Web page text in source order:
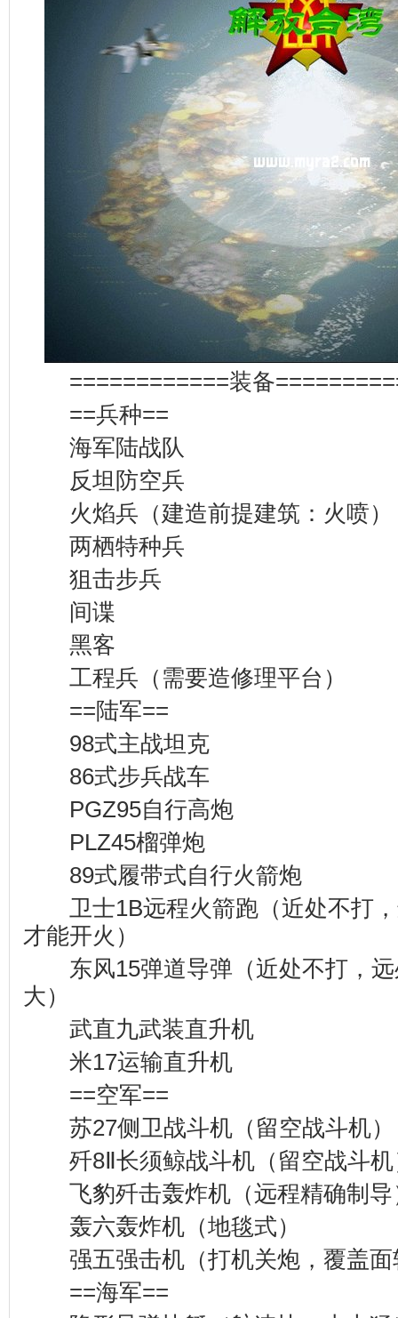
============装备
==兵种==
海军陆战队
反坦防空兵
火焰兵（建造前提建筑：火喷）
两栖特种兵
狙击步兵
间谍
黑客
工程兵（需要造修理平台）
==陆军==
98式主战坦克
86式步兵战车
PGZ95自行高炮
PLZ45榴弹炮
89式履带式自行火箭炮
卫士1B远程火箭跑（近处不打，
才能开火）
东风15弹道导弹（近处不打，远
大）
武直九武装直升机
米17运输直升机
==空军==
苏27侧卫战斗机（留空战斗机）
歼8Ⅱ长须鲸战斗机（留空战斗机
飞豹歼击轰炸机（远程精确制导
轰六轰炸机（地毯式）
强五强击机（打机关炮，覆盖面
==海军==